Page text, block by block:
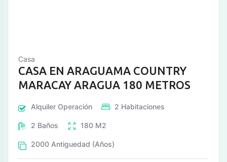
Casa
CASA EN ARAGUAMA COUNTRY
MARACAY ARAGUA 180 METROS
Alquiler Operación 2 Habitaciones
2 Baños 180 M2
2000 Antiguedad (Años)